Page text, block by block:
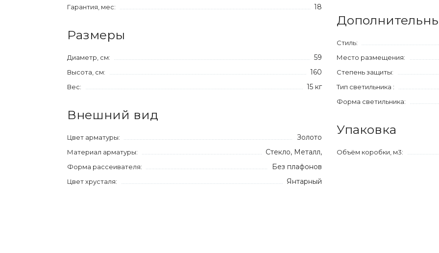
Гарантия, мес: 18
Размеры
Диаметр, см: 59
Высота, см: 160
Вес: 15 кг
Внешний вид
Цвет арматуры: Золото
Материал арматуры: Стекло, Металл,
Форма рассеивателя: Без плафонов
Цвет хрусталя: Янтарный
Стиль:
Место размещения:
Степень защиты:
Тип светильника :
Форма светильника:
Упаковка
Объём коробки, м3: